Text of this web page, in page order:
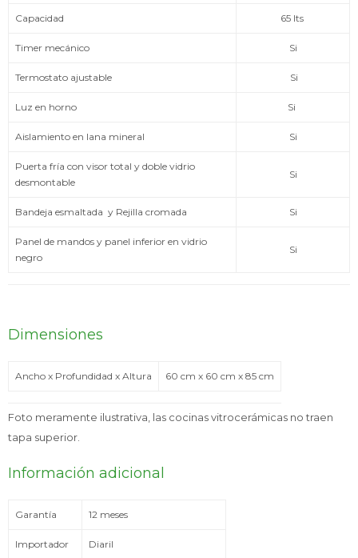
Capacidad 65 lts
Timer mecánico Si
Termostato ajustable Si
Luz en horno Si
Aislamiento en lana mineral Si
Puerta fría con visor total y doble vidrio
desmontable
Si
Bandeja esmaltada y Rejilla cromada Si
Panel de mandos y panel inferior en vidrio
negro
Si
Dimensiones
Ancho x Profundidad x Altura 60 cm x 60 cm x 85 cm
Foto meramente ilustrativa, las cocinas vitrocerámicas no traen
tapa superior.
Información adicional
Garantía 12 meses
Importador Diaril